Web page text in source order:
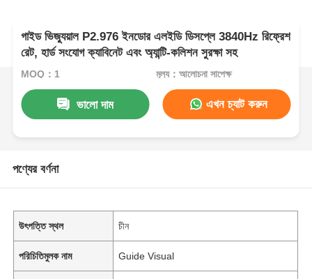
গাইড ভিজ্যুয়াল P2.976 ইনডোর এলইডি ডিসপ্লে 3840Hz রিফ্রেশ
রেট, হার্ড সংযোগ ক্যাবিনেট এবং অ্যান্টি-কলিশন সুরক্ষা সহ
MOQ：1 মূল্য：আলোচনা সাপেক্ষ
ভালো দাম এখন চ্যাট করুন
পণ্যের বর্ণনা
উৎপত্তি স্থল চীন
পরিচিতিমুলক নাম Guide Visual